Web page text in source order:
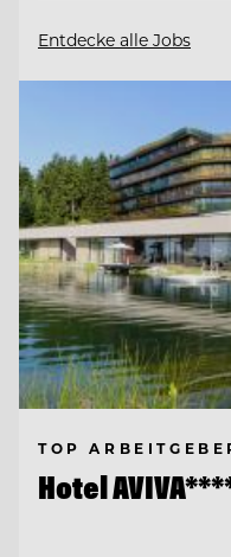
Entdecke alle Jobs
TOP
Hotel